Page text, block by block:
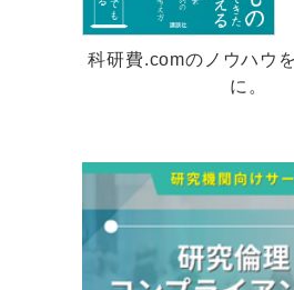
科研費.comのノウハウ
に。